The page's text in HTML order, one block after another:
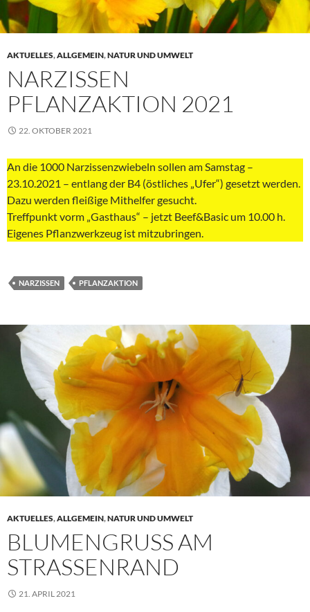
AKTUELLES,ALLGEMEIN,NATUR UND UMWELT
NARZISSEN
PFLANZAKTION 2021
22. OKTOBER 2021
An die 1000 Narzissenzwiebeln sollen am Samstag –
23.10.2021 – entlang der B4 (östliches „Ufer“) gesetzt werden.
Dazu werden fleißige Mithelfer gesucht.
Treffpunkt vorm „Gasthaus“ – jetzt Beef&Basic um 10.00 h.
Eigenes Pflanzwerkzeug ist mitzubringen.
NARZISSEN PFLANZAKTION
AKTUELLES,ALLGEMEIN,NATUR UND UMWELT
BLUMENGRUSS AM S
TRASSENRAND
21. APRIL 2021